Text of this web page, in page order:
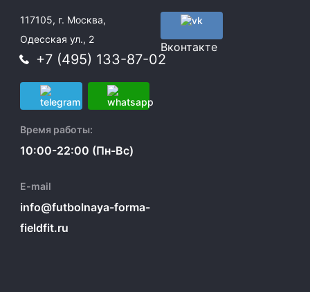
117105, г. Москва,
Одесская ул., 2
+7 (495) 133-87-02
Время работы:
10:00-22:00 (Пн-Вс)
E-mail
info@futbolnaya-forma-
fieldfit.ru
Вконтакте